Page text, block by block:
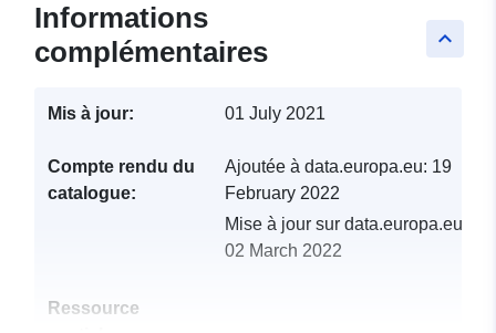
keyboard_arrow_up
Informations
complémentaires
Mis à jour: 01 July 2021
Compte rendu du
catalogue:
Ajoutée à data.europa.eu: 19
February 2022
Mise à jour sur data.europa.eu:
02 March 2022
Ressource